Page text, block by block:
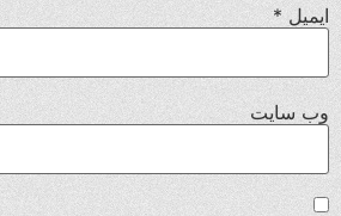
ایمیل*
وب‌ سایت